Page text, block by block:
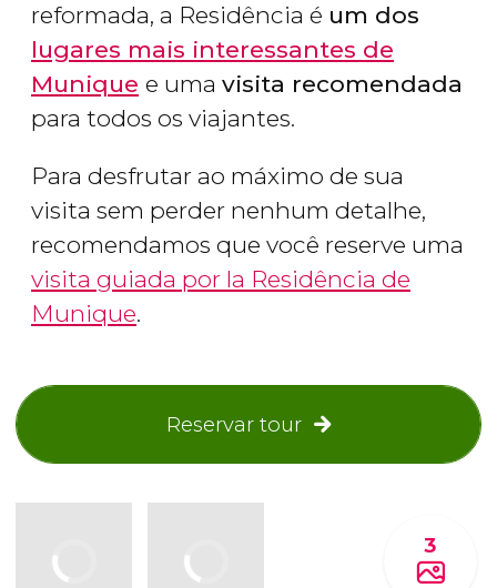
reformada, a Residência é um dos
lugares mais interessantes de
Munique e uma visita recomendada
para todos os viajantes.
Para desfrutar ao máximo de sua
visita sem perder nenhum detalhe,
recomendamos que você reserve uma
visita guiada por la Residência de
Munique.
Reservar tour
3